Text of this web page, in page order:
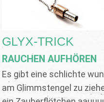
GLYX-TRICK
RAUCHEN AUFHÖREN
Es gibt eine schlichte
am Glimmstengel zu